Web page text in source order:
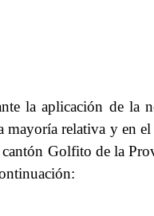
la aplicación de la
mayoría relativa y en
Golfito de la